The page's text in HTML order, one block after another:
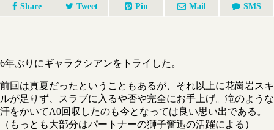
Share Tweet Pin Mail SMS
6年ぶりにギャラクシアンをトライした。
前回は真夏だったということもあるが、それ以上に花崗岩スキ
ルが足りず、スラブに入るや否や完全にお手上げ。滝のような
汗をかいてA0回収したのも今となっては良い思い出である。
（もっとも大部分はパートナーの獅子奮迅の活躍による）